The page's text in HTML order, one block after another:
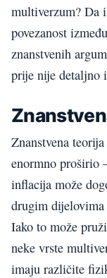
multiverzum? Da
povezanost
znanstvenih
prije nije detaljno
Znanstvena
enormno proširio
inflacija može
drugim dijelovima
Iako to može
neke vrste
imaju različite